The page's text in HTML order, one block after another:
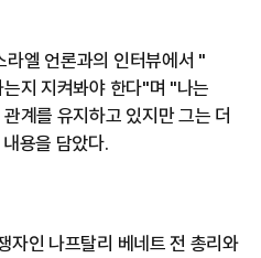
라엘 언론과의 인터뷰에서 "
지 지켜봐야 한다"며 "나는
계를 유지하고 있지만 그는 더
용을 담았다.
자인 나프탈리 베네트 전 총리와